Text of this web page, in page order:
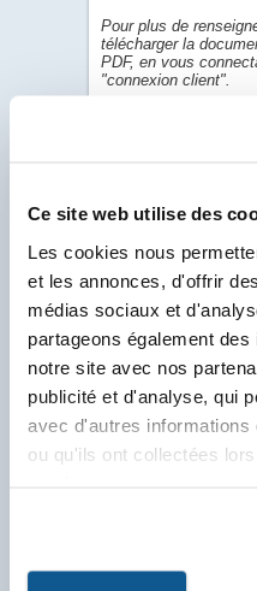
Ce site web utilise des
Les cookies nous
et les annonces, d'offrir
médias sociaux et
partageons également
notre site avec nos
publicité et d'analyse, qui
avec d'autres
ou qu'ils ont collectées
GALERIE PHOTO
PDF - DOC TECHNIQUE
PDF - FICHE DE
DONNÉES DE SÉCURITÉ
Pour visualiser &
Produit.
Client Labo France,
Client se trouvant sur
* Champ obligatoire
Pour plus de
télécharger la
PDF, en vous
"connexion client".